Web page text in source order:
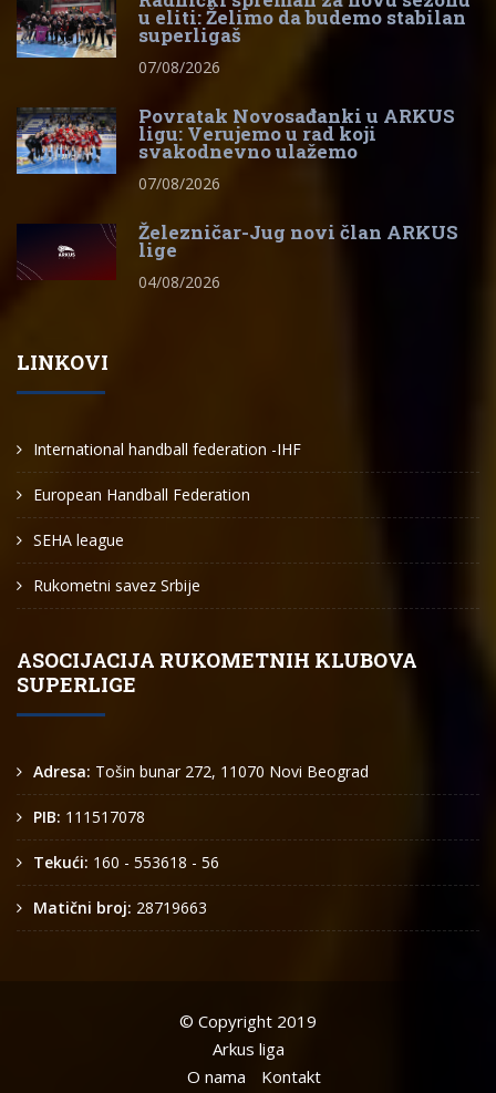
u eliti: Želimo da budemo stabilan
superligaš
07/08/2026
Povratak Novosađanki u ARKUS
ligu: Verujemo u rad koji
svakodnevno ulažemo
07/08/2026
Železničar-Jug novi član ARKUS
lige
04/08/2026
LINKOVI
International handball federation -IHF
European Handball Federation
SEHA league
Rukometni savez Srbije
ASOCIJACIJA RUKOMETNIH KLUBOVA
SUPERLIGE
Adresa: Tošin bunar 272, 11070 Novi Beograd
PIB: 111517078
Tekući: 160 - 553618 - 56
Matični broj: 28719663
© Copyright 2019
Arkus liga
O nama
Kontakt